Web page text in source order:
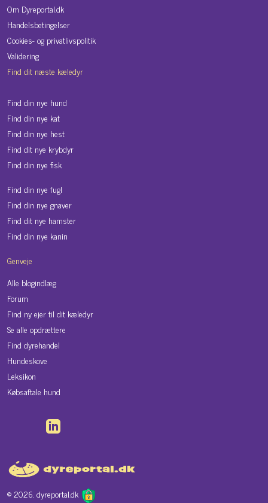
Om Dyreportal.dk
Handelsbetingelser
Cookies- og privatlivspolitik
Validering
Find dit næste kæledyr
Find din nye hund
Find din nye kat
Find din nye hest
Find dit nye krybdyr
Find din nye fisk
Find din nye fugl
Find din nye gnaver
Find dit nye hamster
Find din nye kanin
Genveje
Alle blogindlæg
Forum
Find ny ejer til dit kæledyr
Se alle opdrættere
Find dyrehandel
Hundeskove
Leksikon
Købsaftale hund
© 2026. dyreportal.dk